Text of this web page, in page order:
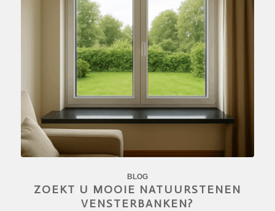
BLOG
ZOEKT U MOOIE NATUURSTENEN
VENSTERBANKEN?